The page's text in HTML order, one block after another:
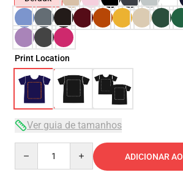
Print Location
Ver guia de tamanhos
ADICIONAR